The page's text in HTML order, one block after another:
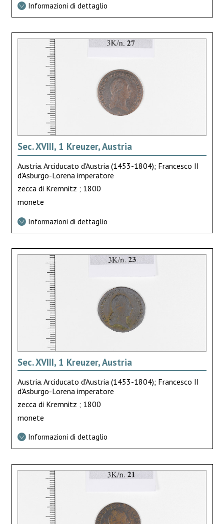
Informazioni di dettaglio
Sec. XVIII, 1 Kreuzer, Austria
Austria. Arciducato d'Austria (1453-1804); Francesco II
d'Asburgo-Lorena imperatore
zecca di Kremnitz ; 1800
monete
Informazioni di dettaglio
Sec. XVIII, 1 Kreuzer, Austria
Austria. Arciducato d'Austria (1453-1804); Francesco II
d'Asburgo-Lorena imperatore
zecca di Kremnitz ; 1800
monete
Informazioni di dettaglio